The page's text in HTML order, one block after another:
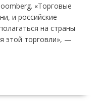
«Торговые
и российские
на страны
этой торговли», —